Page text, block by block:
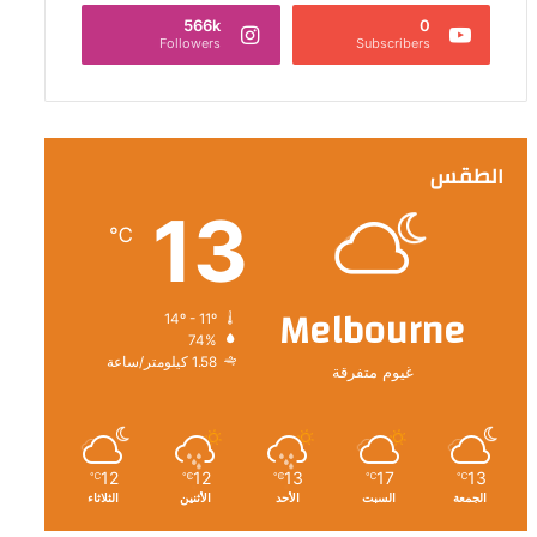
0
Subscribers
566k
Followers
الطقس
Melbourne
غيوم متفرقة
13
℃
74%
1.58 كيلومتر/ساعة
13
℃
الجمعة
17
℃
السبت
13
℃
الأحد
12
℃
الأثنين
12
℃
الثلاثاء